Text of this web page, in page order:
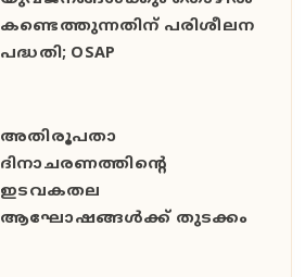
കണ്ടെത്തുന്നതിന് പരിശീലന
പദ്ധതി; OSAP
അതിരൂപതാ
ദിനാചരണത്തിന്റെ
ഇടവകതല
ആഘോഷങ്ങള്‍ക്ക് തുടക്കം